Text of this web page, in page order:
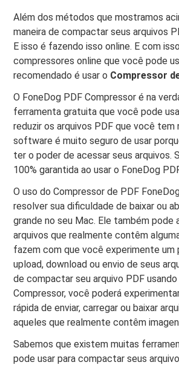
Além dos métodos que mostramos
maneira de compactar seus arquivos
E isso é fazendo isso online. E com
compressores online que você pode
recomendado é usar o Compressor
O FoneDog PDF Compressor é na
ferramenta gratuita que você pode
reduzir os arquivos PDF que você tem
software é muito seguro de usar
ter o poder de acessar seus arquivos.
100% garantida ao usar o FoneDog
O uso do Compressor de PDF
resolver sua dificuldade de baixar ou
grande no seu Mac. Ele também pode
arquivos que realmente contêm
fazem com que você experimente
upload, download ou envio de seus
de compactar seu arquivo PDF
Compressor, você poderá
rápida de enviar, carregar ou baixar
aqueles que realmente contêm
Sabemos que existem muitas
pode usar para compactar seus